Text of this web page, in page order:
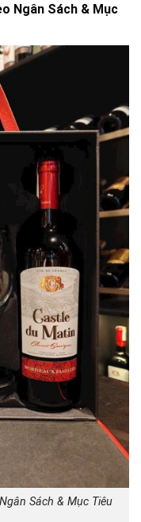
Ngân Sách & Mục
Sách & Mục Tiêu